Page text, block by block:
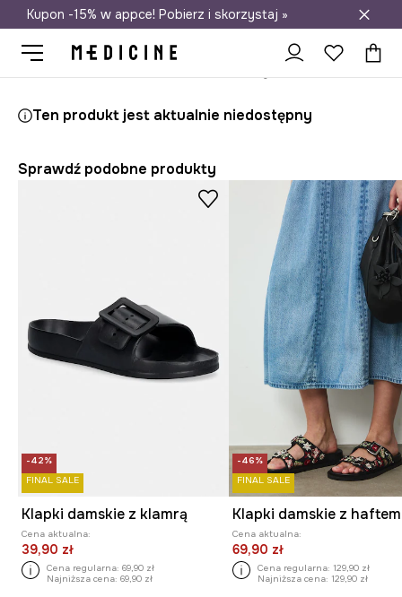
Darmowa dostawa do salonów
Kupon -15% w appce! Pobierz i skorzystaj »
Ten produkt jest aktualnie niedostępny
Sprawdź podobne produkty
-42%
FINAL SALE
Klapki damskie z klamrą
Cena aktualna:
39,90 zł
Cena regularna: 69,90 zł
Najniższa cena: 69,90 zł
-46%
FINAL SALE
Klapki damskie z haftem
Cena aktualna:
69,90 zł
Cena regularna: 129,90 zł
Najniższa cena: 129,90 zł